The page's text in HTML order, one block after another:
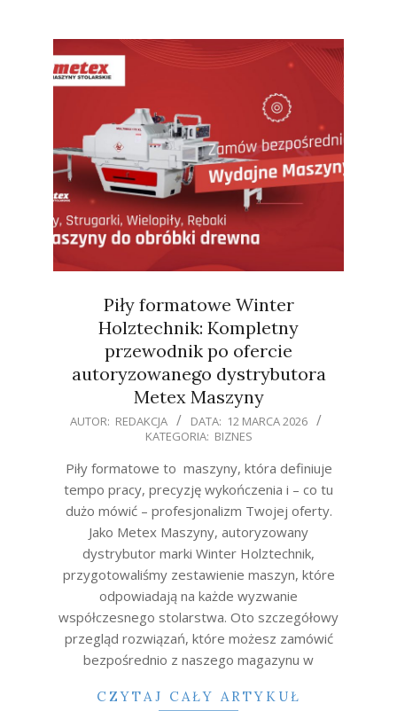
Piły formatowe Winter
Holztechnik: Kompletny
przewodnik po ofercie
autoryzowanego dystrybutora
Metex Maszyny
2026-
12
AUTOR: REDAKCJA DATA: 12 MARCA 2026
KATEGORIA: BIZNES
Piły formatowe to maszyny, która definiuje
tempo pracy, precyzję wykończenia i – co tu
dużo mówić – profesjonalizm Twojej oferty.
Jako Metex Maszyny, autoryzowany
dystrybutor marki Winter Holztechnik,
przygotowaliśmy zestawienie maszyn, które
odpowiadają na każde wyzwanie
współczesnego stolarstwa. Oto szczegółowy
przegląd rozwiązań, które możesz zamówić
bezpośrednio z naszego magazynu w
CZYTAJ CAŁY ARTYKUŁ